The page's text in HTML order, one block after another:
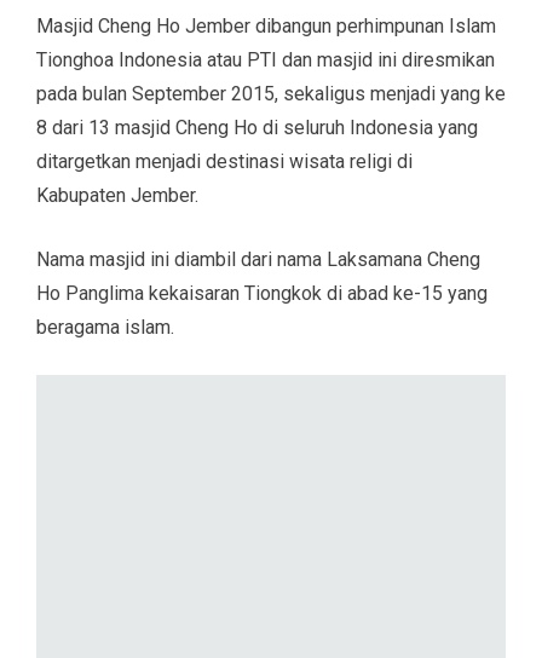
Masjid Cheng Ho Jember dibangun perhimpunan Islam
Tionghoa Indonesia atau PTI dan masjid ini diresmikan
pada bulan September 2015, sekaligus menjadi yang ke
8 dari 13 masjid Cheng Ho di seluruh Indonesia yang
ditargetkan menjadi destinasi wisata religi di
Kabupaten Jember.
Nama masjid ini diambil dari nama Laksamana Cheng
Ho Panglima kekaisaran Tiongkok di abad ke-15 yang
beragama islam.